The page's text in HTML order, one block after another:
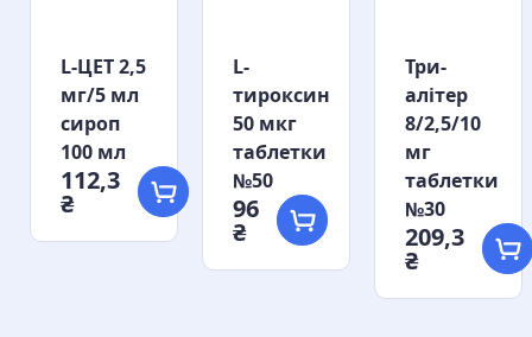
L-ЦЕТ 2,5
мг/5 мл
сироп
100 мл
112,3
₴
L-
тироксин
50 мкг
таблетки
№50
96
₴
Три-
алітер
8/2,5/10
мг
таблетки
№30
209,3
₴